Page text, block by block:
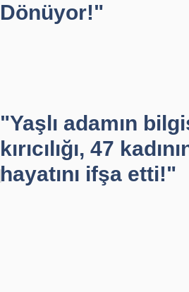
Dönüyor!"
"Yaşlı adamın
kırıcılığı, 47
hayatını ifşa etti!"